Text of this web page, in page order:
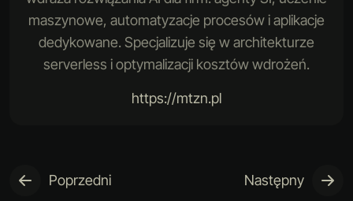
maszynowe, automatyzacje procesów i aplikacje
dedykowane. Specjalizuje się w architekturze
serverless i optymalizacji kosztów wdrożeń.
https://mtzn.pl
Poprzedni Następny